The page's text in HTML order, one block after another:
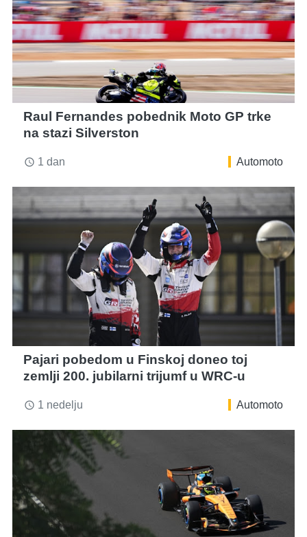
Raul Fernandes pobednik Moto GP trke
na stazi Silverston
access_time 1 dan Automoto
Pajari pobedom u Finskoj doneo toj
zemlji 200. jubilarni trijumf u WRC-u
access_time 1 nedelju Automoto